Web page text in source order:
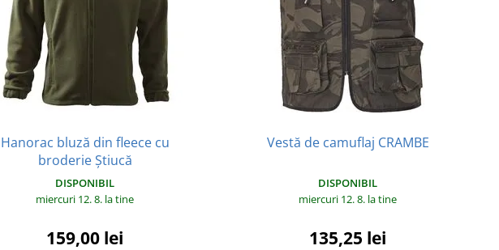
Hanorac bluză din fleece cu
broderie Știucă
DISPONIBIL
miercuri 12. 8. la tine
159,00 lei
Vestă de camuflaj CRAMBE
DISPONIBIL
miercuri 12. 8. la tine
135,25 lei